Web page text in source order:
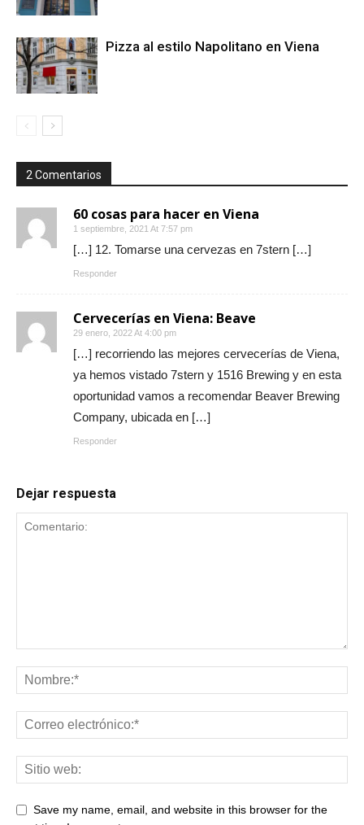
Pizza al estilo Napolitano en Viena
2 Comentarios
60 cosas para hacer en Viena
1 septiembre, 2021 At 7:57 pm
[…] 12. Tomarse una cervezas en 7stern […]
Responder
Cervecerías en Viena: Beave
29 enero, 2022 At 4:00 pm
[…] recorriendo las mejores cervecerías de Viena,
ya hemos vistado 7stern y 1516 Brewing y en esta
oportunidad vamos a recomendar Beaver Brewing
Company, ubicada en […]
Responder
Dejar respuesta
Save my name, email, and website in this browser for the